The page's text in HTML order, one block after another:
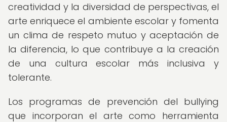
creatividad y la diversidad de perspectivas, el
arte enriquece el ambiente escolar y fomenta
un clima de respeto mutuo y aceptación de
la diferencia, lo que contribuye a la creación
de una cultura escolar más inclusiva y
tolerante.
Los programas de prevención del bullying
que incorporan el arte como herramienta